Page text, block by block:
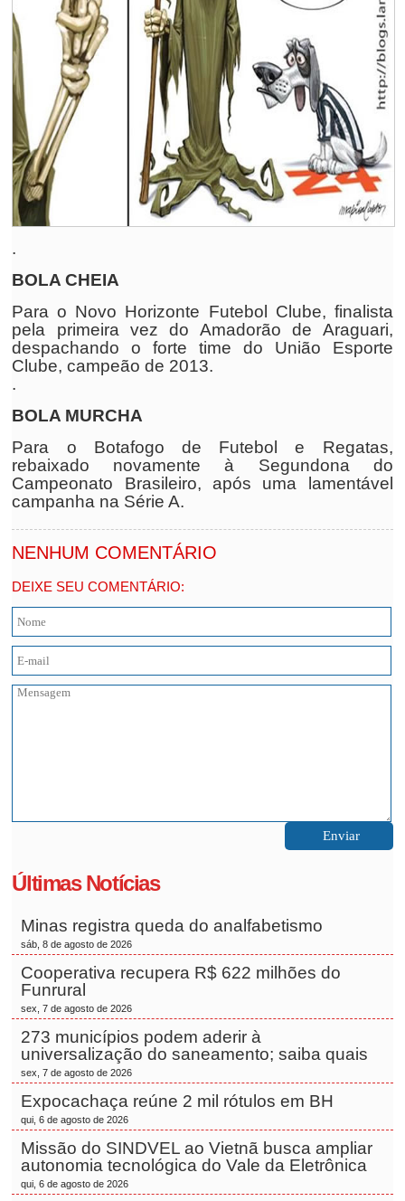
.
BOLA CHEIA
Para o Novo Horizonte Futebol Clube, finalista
pela primeira vez do Amadorão de Araguari,
despachando o forte time do União Esporte
Clube, campeão de 2013.
.
BOLA MURCHA
Para o Botafogo de Futebol e Regatas,
rebaixado novamente à Segundona do
Campeonato Brasileiro, após uma lamentável
campanha na Série A.
NENHUM COMENTÁRIO
DEIXE SEU COMENTÁRIO:
Últimas Notícias
Minas registra queda do analfabetismo
sáb, 8 de agosto de 2026
Cooperativa recupera R$ 622 milhões do
Funrural
sex, 7 de agosto de 2026
273 municípios podem aderir à
universalização do saneamento; saiba quais
sex, 7 de agosto de 2026
Expocachaça reúne 2 mil rótulos em BH
qui, 6 de agosto de 2026
Missão do SINDVEL ao Vietnã busca ampliar
autonomia tecnológica do Vale da Eletrônica
qui, 6 de agosto de 2026